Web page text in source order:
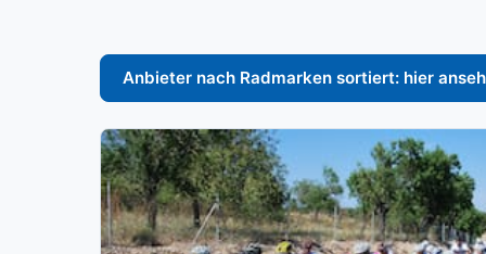
Anbieter nach Radmarken sortiert: hier